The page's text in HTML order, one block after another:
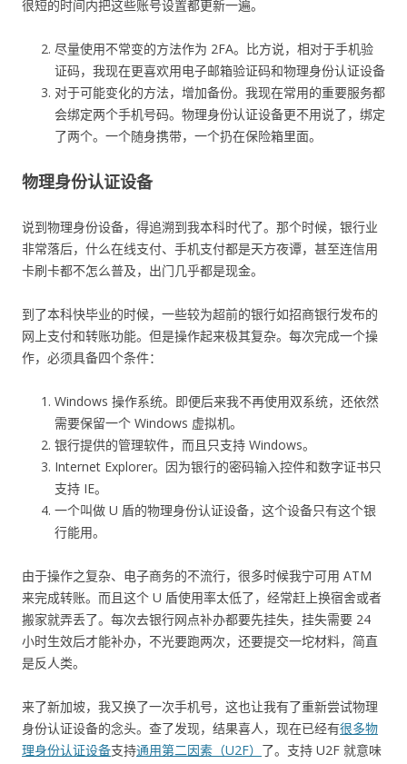
很短的时间内把这些账号设置都更新一遍。
尽量使用不常变的方法作为 2FA。比方说，相对于手机验
证码，我现在更喜欢用电子邮箱验证码和物理身份认证设备
对于可能变化的方法，增加备份。我现在常用的重要服务都
会绑定两个手机号码。物理身份认证设备更不用说了，绑定
了两个。一个随身携带，一个扔在保险箱里面。
物理身份认证设备
说到物理身份设备，得追溯到我本科时代了。那个时候，银行业
非常落后，什么在线支付、手机支付都是天方夜谭，甚至连信用
卡刷卡都不怎么普及，出门几乎都是现金。
到了本科快毕业的时候，一些较为超前的银行如招商银行发布的
网上支付和转账功能。但是操作起来极其复杂。每次完成一个操
作，必须具备四个条件：
Windows 操作系统。即便后来我不再使用双系统，还依然
需要保留一个 Windows 虚拟机。
银行提供的管理软件，而且只支持 Windows。
Internet Explorer。因为银行的密码输入控件和数字证书只
支持 IE。
一个叫做 U 盾的物理身份认证设备，这个设备只有这个银
行能用。
由于操作之复杂、电子商务的不流行，很多时候我宁可用 ATM
来完成转账。而且这个 U 盾使用率太低了，经常赶上换宿舍或者
搬家就弄丢了。每次去银行网点补办都要先挂失，挂失需要 24
小时生效后才能补办，不光要跑两次，还要提交一坨材料，简直
是反人类。
来了新加坡，我又换了一次手机号，这也让我有了重新尝试物理
身份认证设备的念头。查了发现，结果喜人，现在已经有很多物
理身份认证设备支持通用第二因素（U2F） 了。支持 U2F 就意味